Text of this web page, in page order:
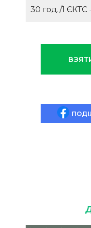
30 год./1 ЄКТС -